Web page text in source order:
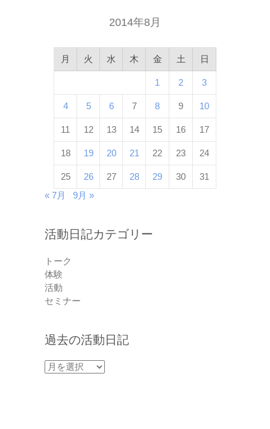
2014年8月
月 火 水 木 金 土 日
1 2 3
4 5 6 7 8 9 10
11 12 13 14 15 16 17
18 19 20 21 22 23 24
25 26 27 28 29 30
31
« 7月
9月 »
活動日記カテゴリー
トーク
体験
活動
セミナー
過去の活動日記
過